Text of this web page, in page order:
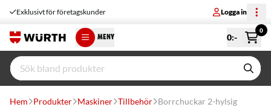
Exklusivt för företagskunder Logga in
MENY 0:-
0
Hem Produkter Maskiner Tillbehör Borrchuckar 2-hylsig